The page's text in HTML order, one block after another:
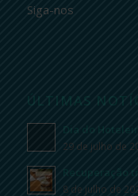
Siga-nos
ÚLTIMAS
Dia do
29 de julho de
Recuperação
8 de julho de